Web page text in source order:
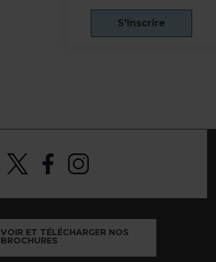
S'inscrire
VOIR ET TÉLÉCHARGER NOS
BROCHURES